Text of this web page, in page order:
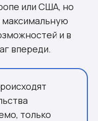
или США, но
максимальную
и в
впереди.
только